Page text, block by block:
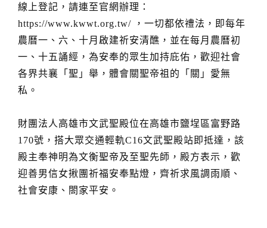
線上登記，請連至官網辦理：
https://www.kwwt.org.tw/ ，一切都依禮法，即每年
農曆一、六、十月啟建祈安清醮，並在每月農曆初
一、十五誦經，為安奉的眾生加持庇佑，歡迎社會
各界共襄「聖」舉，體會關聖帝祖的「關」愛無
私。
財團法人高雄市文武聖殿位在高雄市鹽埕區富野路
170號，搭大眾交通輕軌C16文武聖殿站即抵達，該
殿主奉神明為文衡聖帝及至聖先師，殿方表示，歡
迎善男信女揪團祈福安奉點燈，齊祈求風調雨順、
社會安康、閤家平安。